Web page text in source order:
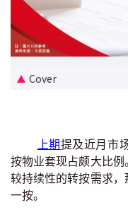
优惠礼遇
新盘优越按揭优惠
中原按揭标签优惠
按揭工具
按揭计算
Cover
上期提及近月市
按物业套现占颇大比
较持续性的转按需求
一按。